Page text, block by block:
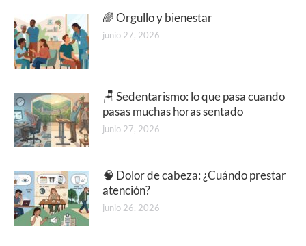
🌈 Orgullo y bienestar
junio 27, 2026
🪑 Sedentarismo: lo que pasa cuando
pasas muchas horas sentado
junio 27, 2026
🧠 Dolor de cabeza: ¿Cuándo prestar
atención?
junio 26, 2026